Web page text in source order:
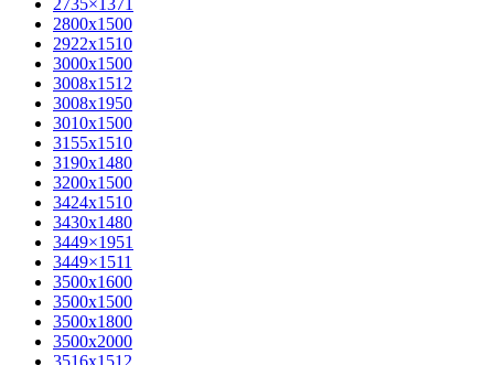
2800х1500
2922х1510
3000х1500
3008х1512
3008х1950
3010х1500
3155х1510
3190х1480
3200х1500
3424х1510
3430х1480
3449×1951
3449×1511
3500x1600
3500х1500
3500х1800
3500х2000
3516х1512